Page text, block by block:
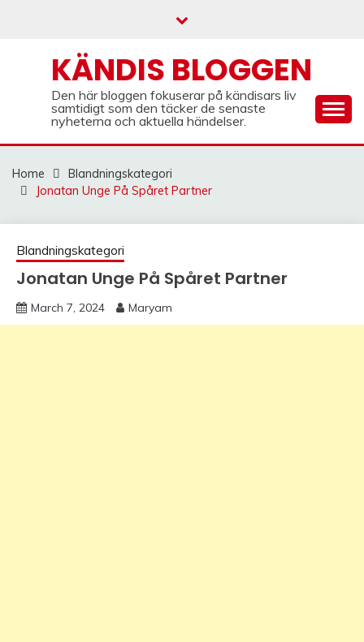
KÄNDIS BLOGGEN
Den här bloggen fokuserar på kändisars liv
samtidigt som den täcker de senaste
nyheterna och aktuella händelser.
Home
Blandningskategori
Jonatan Unge På Spåret Partner
Blandningskategori
Jonatan Unge På Spåret Partner
March 7, 2024 Maryam